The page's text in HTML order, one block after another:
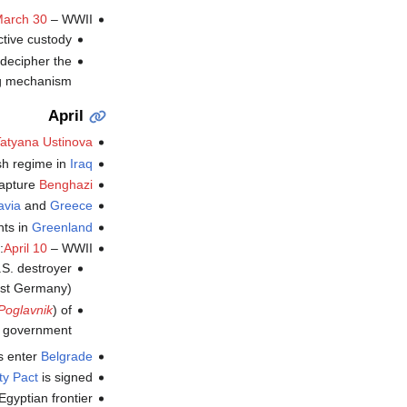
30– WWII:
custody".
the
April
Ustinova
regime in Iraq
Benghazi
and Greece
in Greenland
April 10– WWII:
destroyer
Germany).
) of
enter Belgrade
Pactis signed.
frontier.